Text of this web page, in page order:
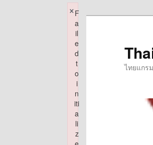
ไทยแกร
F
a
il
e
d
t
o
i
n
iti
a
li
z
×